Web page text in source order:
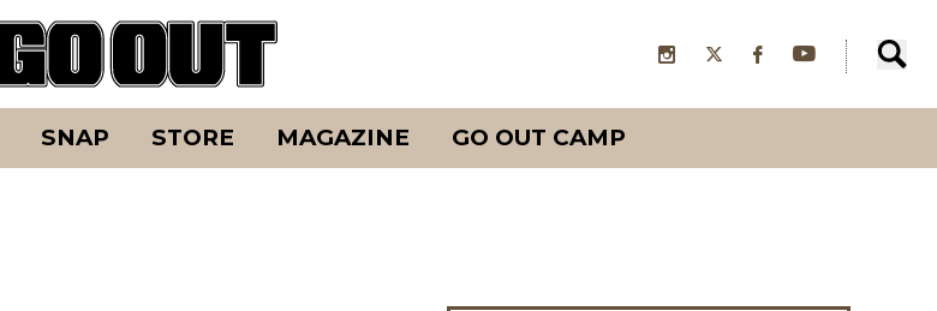
SNAP STORE MAGAZINE GO OUT CAMP